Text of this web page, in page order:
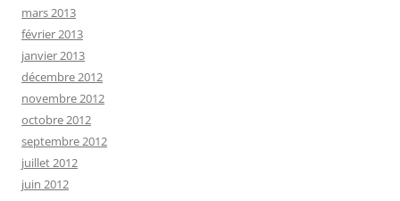
mars 2013
février 2013
janvier 2013
décembre 2012
novembre 2012
octobre 2012
septembre 2012
juillet 2012
juin 2012